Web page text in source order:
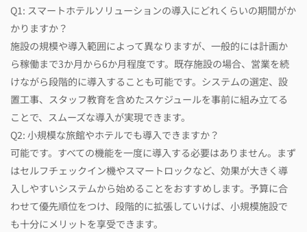
Q1: スマートホテルソリューションの導入にどれくらいの期間がか
かりますか？
施設の規模や導入範囲によって異なりますが、一般的には計画か
ら稼働まで3か月から6か月程度です。既存施設の場合、営業を続
けながら段階的に導入することも可能です。システムの選定、設
置工事、スタッフ教育を含めたスケジュールを事前に組み立てる
ことで、スムーズな導入が実現できます。
Q2: 小規模な旅館やホテルでも導入できますか？
可能です。すべての機能を一度に導入する必要はありません。まず
はセルフチェックイン機やスマートロックなど、効果が大きく導
入しやすいシステムから始めることをおすすめします。予算に合
わせて優先順位をつけ、段階的に拡張していけば、小規模施設で
も十分にメリットを享受できます。